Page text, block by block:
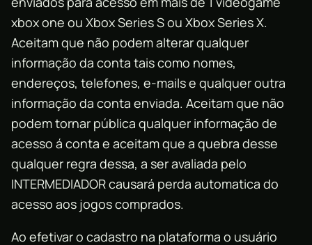
xbox one ou Xbox Series S ou Xbox Series X.
Aceitam que não podem alterar qualquer
informação da conta tais como nomes,
endereços, telefones, e-mails e qualquer outra
informação da conta enviada. Aceitam que não
podem tornar pública qualquer informação de
acesso á conta e aceitam que a quebra desse
qualquer regra dessa, a ser avaliada pelo
INTERMEDIADOR causará perda automatica do
acesso aos jogos comprados.
Ao efetivar o cadastro na plataforma o usuário